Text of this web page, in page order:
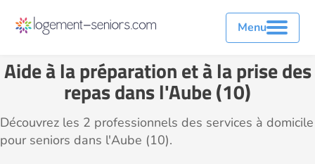
Menu
Aide à la préparation et à la prise des
repas dans l'Aube (10)
Découvrez les 2 professionnels des services à domicile
pour seniors dans l'Aube (10).